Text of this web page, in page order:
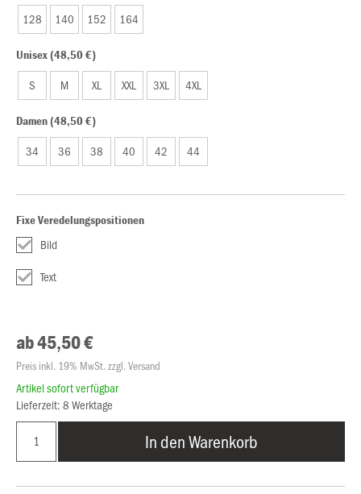
128 140 152 164
Unisex (48,50 €)
S M XL XXL 3XL 4XL
Damen (48,50 €)
34 36 38 40 42 44
Fixe Veredelungspositionen
Bild
Text
ab 45,50 €
Preis inkl. 19% MwSt. zzgl. Versand
Artikel sofort verfügbar
Lieferzeit: 8 Werktage
In den Warenkorb